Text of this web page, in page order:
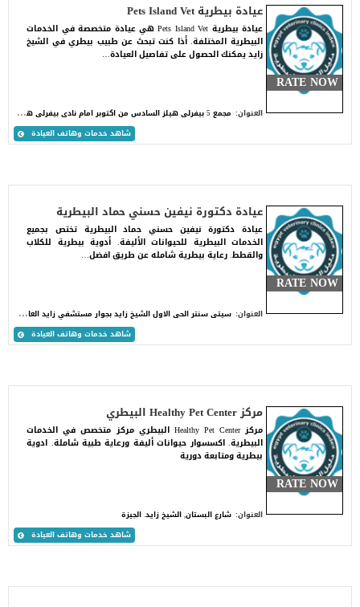
شاهد خدمات وهاتف العيادة
RATE NOW
عيادة بيطرية Pets Island Vet
عيادة بيطرية Pets Island Vet هي عيادة متخصصة في الخدمات
البيطرية المختلفة. أذا كنت تبحث عن طبيب بيطري في الشيخ
زايد يمكنك الحصول على تفاصيل العيادة…
العنوان: مجمع 5 بيفرلى هيلز السادس من اكتوبر امام نادى بيفرلى هيلز - مكتب رقم 20
شاهد خدمات وهاتف العيادة
RATE NOW
عيادة دكتورة نيفين حسني حماد البيطرية
عيادة دكتورة نيفين حسني حماد البيطرية تختص بجميع
الخدمات البيطرية للحيوانات الأليفة. أدوية بيطرية للكلاب
والقطط. رعاية بيطرية شامله عن طريق افضل…
العنوان: سيتى سنتر الحى الاول الشيخ زايد بجوار مستشفي زايد العام. الشيخ زايد. مصر
شاهد خدمات وهاتف العيادة
RATE NOW
مركز Healthy Pet Center البيطري
مركز Healthy Pet Center البيطري مركز متخصص في الخدمات
البيطرية. اكسسوار حيوانات أليفة ورعاية طبية شاملة. ادوية
بيطرية ومتابعة دورية
العنوان: شارع البستان, الشيخ زايد. الجيزة